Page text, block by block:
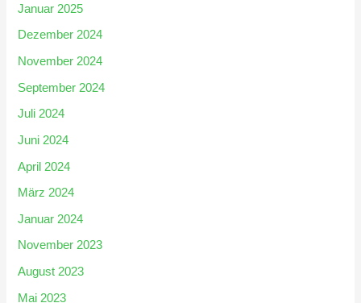
Januar 2025
Dezember 2024
November 2024
September 2024
Juli 2024
Juni 2024
April 2024
März 2024
Januar 2024
November 2023
August 2023
Mai 2023